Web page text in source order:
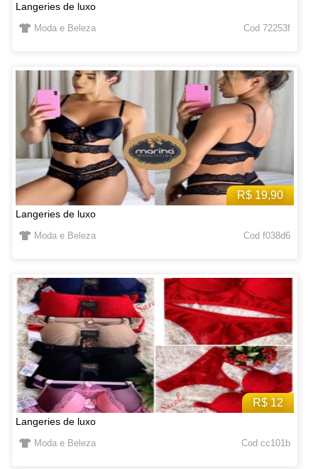
Langeries de luxo
Moda e Beleza Cod 72253f
R$ 19,90
Langeries de luxo
Moda e Beleza Cod f038d6
R$ 12
Langeries de luxo
Moda e Beleza Cod cc101b